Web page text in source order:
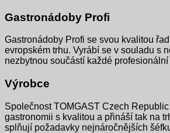
Gastronádoby Profi
Gastronádoby Profi se svou kvalitou
evropském trhu. Vyrábí se v souladu s
nezbytnou součástí každé profesionální
Výrobce
Společnost TOMGAST Czech
gastronomii s kvalitou a přináší tak na
splňují požadavky nejnáročnějších